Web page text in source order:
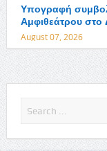
Υπογραφή
Αμφιθεάτρου
August 07, 2026